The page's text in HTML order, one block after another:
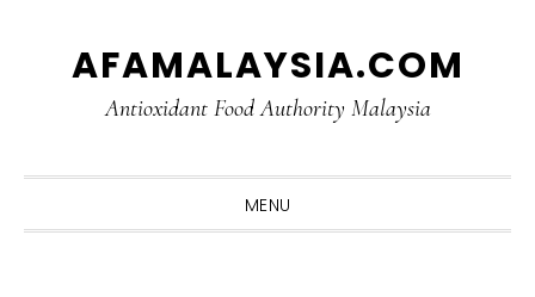
AFAMALAYSIA.COM
Antioxidant Food Authority Malaysia
MENU